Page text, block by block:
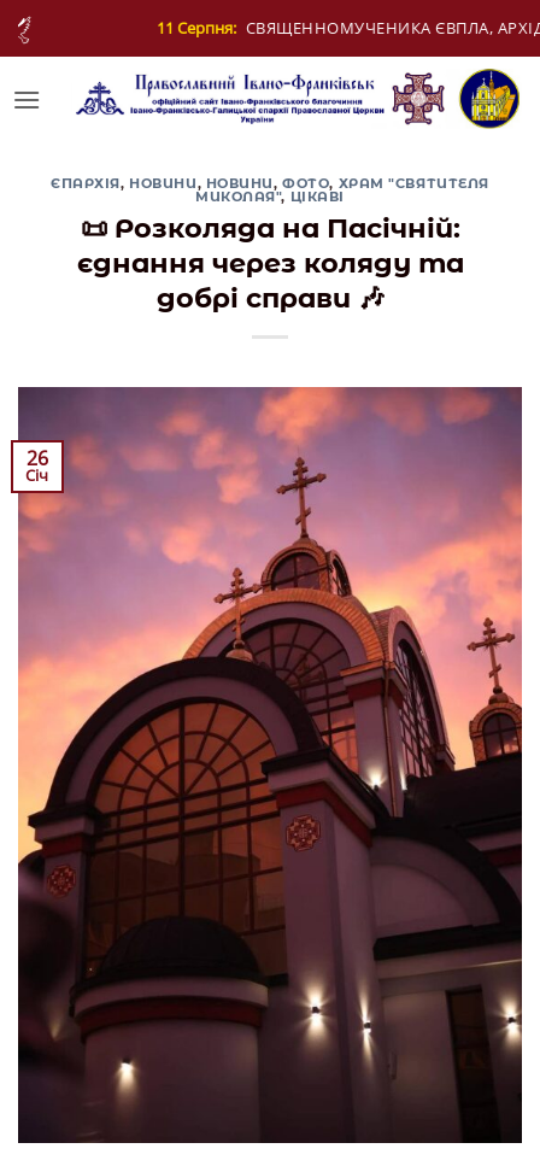
Skip
АРХІДИЯКОНА 12 Серпня: ДЕНЬ
ЄПАРХІЯ, НОВИНИ, НОВИНИ,ФОТО, ХРАМ "СВЯТИТЕЛЯ
МИКОЛАЯ", ЦІКАВІ
📜 Розколяда на Пасічній:
єднання через коляду та
добрі справи 🎶
26
Січ